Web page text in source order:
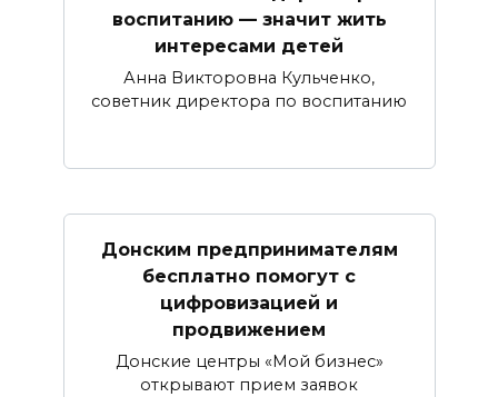
воспитанию — значит жить
интересами детей
Анна Викторовна Кульченко,
советник директора по воспитанию
Донским предпринимателям
бесплатно помогут с
цифровизацией и
продвижением
Донские центры «Мой бизнес»
открывают прием заявок